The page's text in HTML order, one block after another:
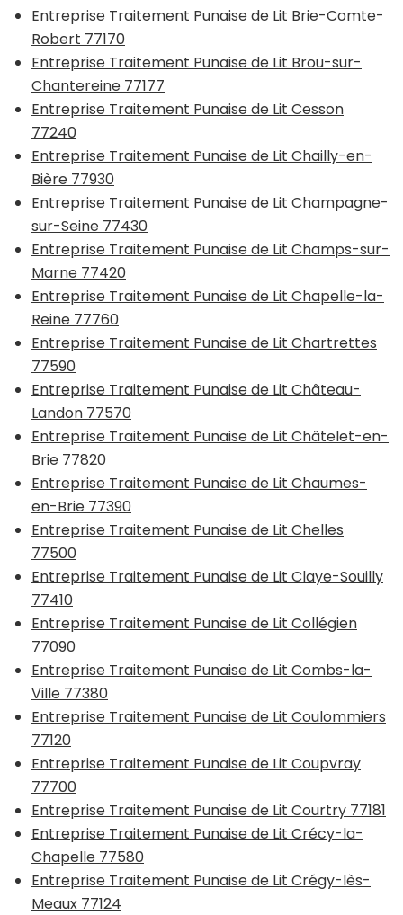
Entreprise Traitement Punaise de Lit Brie-Comte-
Robert 77170
Entreprise Traitement Punaise de Lit Brou-sur-
Chantereine 77177
Entreprise Traitement Punaise de Lit Cesson
77240
Entreprise Traitement Punaise de Lit Chailly-en-
Bière 77930
Entreprise Traitement Punaise de Lit Champagne-
sur-Seine 77430
Entreprise Traitement Punaise de Lit Champs-sur-
Marne 77420
Entreprise Traitement Punaise de Lit Chapelle-la-
Reine 77760
Entreprise Traitement Punaise de Lit Chartrettes
77590
Entreprise Traitement Punaise de Lit Château-
Landon 77570
Entreprise Traitement Punaise de Lit Châtelet-en-
Brie 77820
Entreprise Traitement Punaise de Lit Chaumes-
en-Brie 77390
Entreprise Traitement Punaise de Lit Chelles
77500
Entreprise Traitement Punaise de Lit Claye-Souilly
77410
Entreprise Traitement Punaise de Lit Collégien
77090
Entreprise Traitement Punaise de Lit Combs-la-
Ville 77380
Entreprise Traitement Punaise de Lit Coulommiers
77120
Entreprise Traitement Punaise de Lit Coupvray
77700
Entreprise Traitement Punaise de Lit Courtry 77181
Entreprise Traitement Punaise de Lit Crécy-la-
Chapelle 77580
Entreprise Traitement Punaise de Lit Crégy-lès-
Meaux 77124